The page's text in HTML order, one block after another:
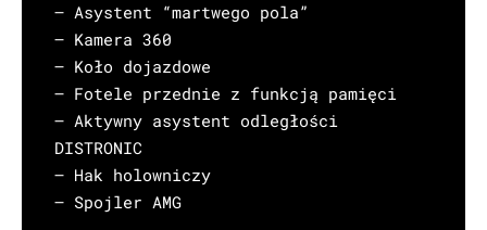
– Asystent “martwego pola”
– Kamera 360
– Koło dojazdowe
– Fotele przednie z funkcją pamięci
– Aktywny asystent odległości
DISTRONIC
– Hak holowniczy
– Spojler AMG